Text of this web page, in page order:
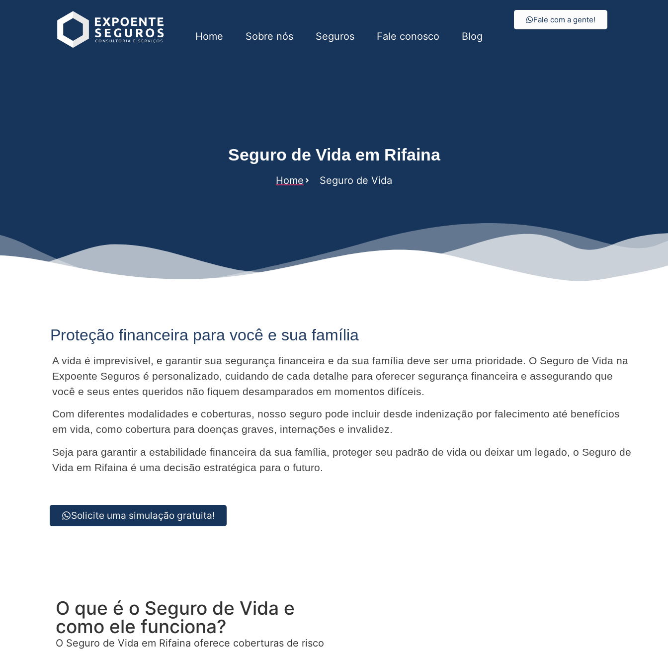
Home Sobre nós Seguros Fale conosco Blog
Fale com a gente!
Seguro de Vida em Rifaina
Home Seguro de Vida
Proteção financeira para você e sua família
A vida é imprevisível, e garantir sua segurança financeira e da sua família deve ser uma prioridade. O Seguro de Vida na
Expoente Seguros é personalizado, cuidando de cada detalhe para oferecer segurança financeira e assegurando que
você e seus entes queridos não fiquem desamparados em momentos difíceis.
Com diferentes modalidades e coberturas, nosso seguro pode incluir desde indenização por falecimento até benefícios
em vida, como cobertura para doenças graves, internações e invalidez.
Seja para garantir a estabilidade financeira da sua família, proteger seu padrão de vida ou deixar um legado, o Seguro de
Vida em Rifaina é uma decisão estratégica para o futuro.
Solicite uma simulação gratuita!
O que é o Seguro de Vida e
como ele funciona?
O Seguro de Vida em Rifaina oferece coberturas de risco